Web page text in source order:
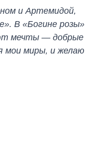
и Артемидой,
В «Богине розы»
мечты — добрые
мои миры, и желаю